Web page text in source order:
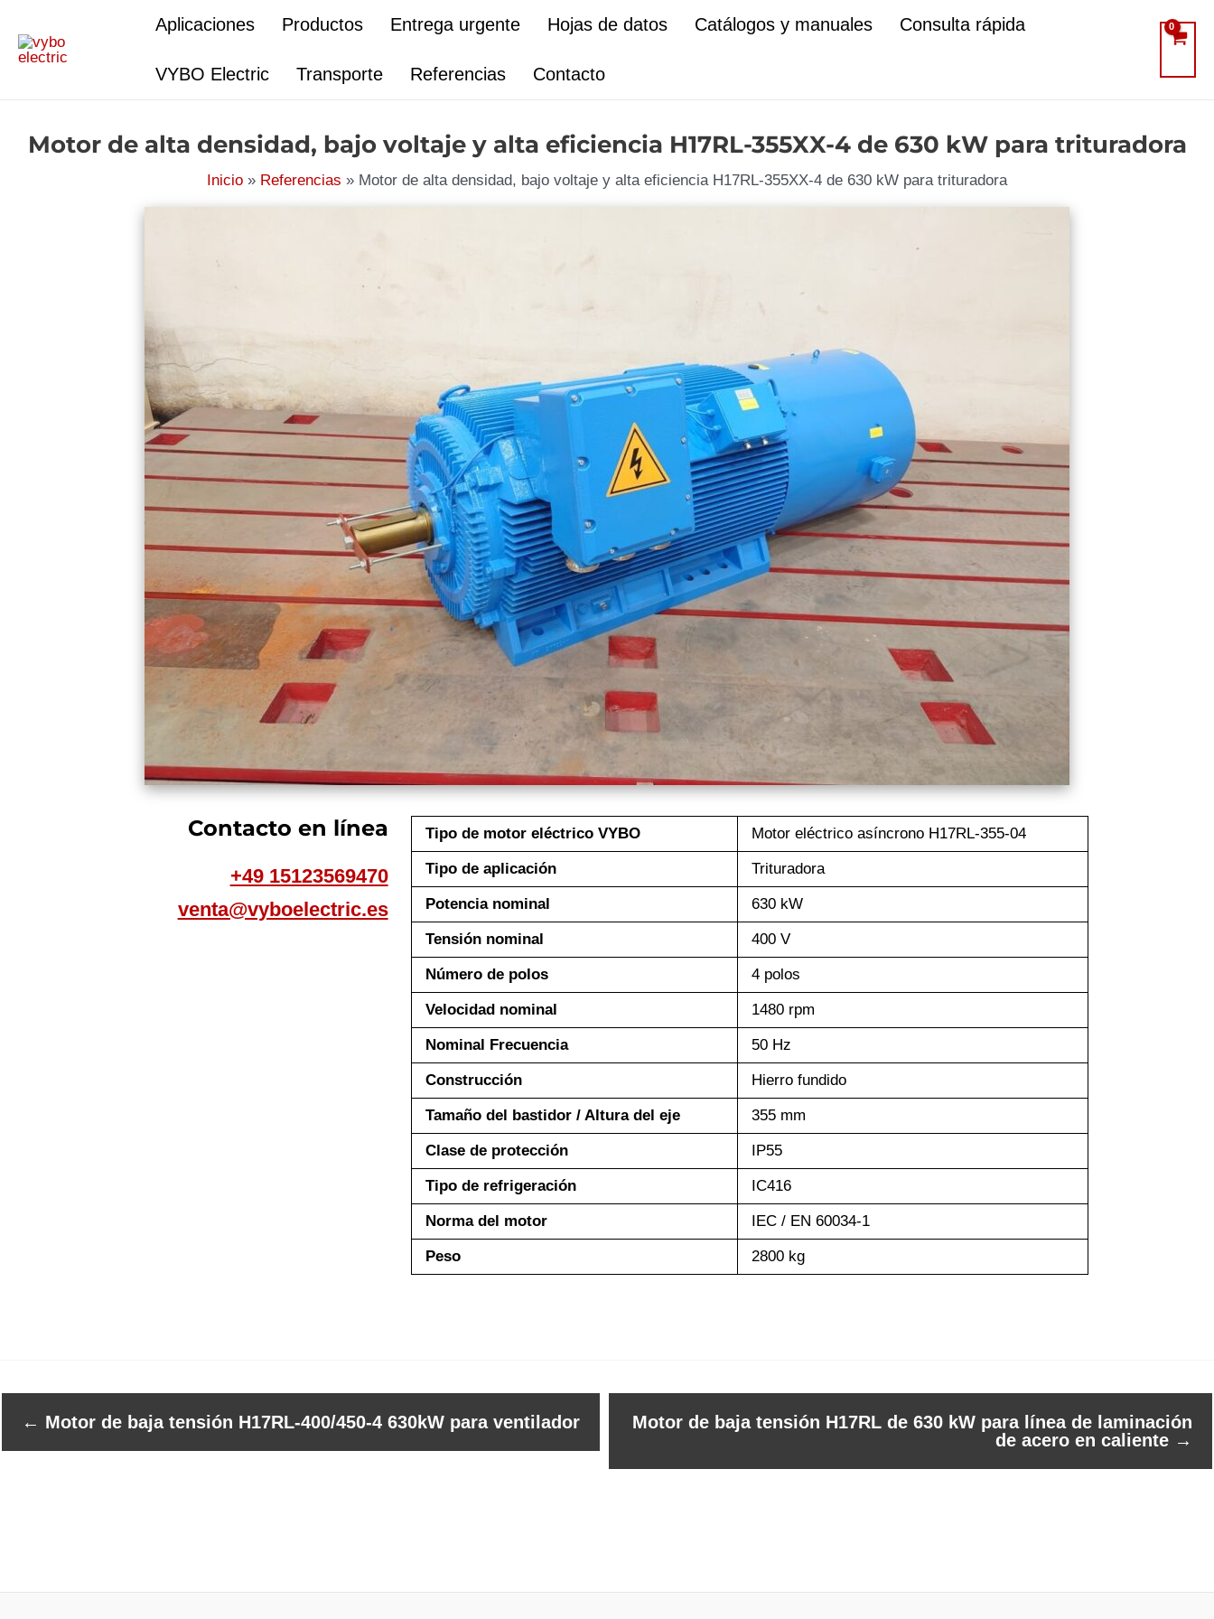
contenido
Aplicaciones Productos Entrega urgente Hojas de datos Catálogos y manuales Consulta rápida
VYBO Electric Transporte Referencias Contacto
Motor de alta densidad, bajo voltaje y alta eficiencia H17RL-355XX-4 de 630 kW para trituradora
Inicio Referencias Motor de alta densidad, bajo voltaje y alta eficiencia H17RL-355XX-4 de 630 kW para trituradora
Contacto en línea
+49 15123569470
venta@vyboelectric.es
Tipo de motor eléctrico VYBO Motor eléctrico asíncrono H17RL-355-04
Tipo de aplicación Trituradora
Potencia nominal 630 kW
Tensión nominal 400 V
Número de polos 4 polos
Velocidad nominal 1480 rpm
Nominal Frecuencia 50 Hz
Construcción Hierro fundido
Tamaño del bastidor / Altura del eje 355 mm
Clase de protección IP55
Tipo de refrigeración IC416
Norma del motor IEC / EN 60034-1
Peso 2800 kg
← Motor de baja tensión H17RL-400/450-4 630kW para ventilador
Motor de baja tensión H17RL de 630 kW para línea de laminación
de acero en caliente →